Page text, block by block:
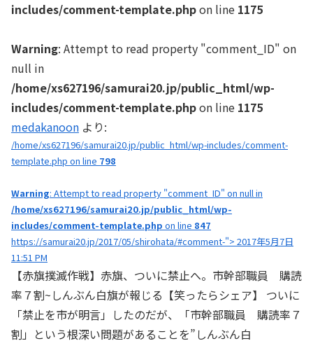
includes/comment-template.phpon line 1175
Warning: Attempt to read property "comment_ID" on
null in
/home/xs627196/samurai20.jp/public_html/wp-
includes/comment-template.phpon line 1175
medakanoon より:
/home/xs627196/samurai20.jp/public_html/wp-includes/comment-
template.php on line 798
Warning: Attempt to read property "comment_ID" on null in
/home/xs627196/samurai20.jp/public_html/wp-
includes/comment-template.php on line 847
https://samurai20.jp/2017/05/shirohata/#comment-"> 2017年5月7日
11:51 PM
【赤旗撲滅作戦】赤旗、ついに禁止へ。市幹部職員 購読
率７割~しんぶん白旗が報じる【笑ったらシェア】 ついに
「禁止を市が明言」したのだが、「市幹部職員 購読率７
割」という根深い問題があることを”しんぶん白